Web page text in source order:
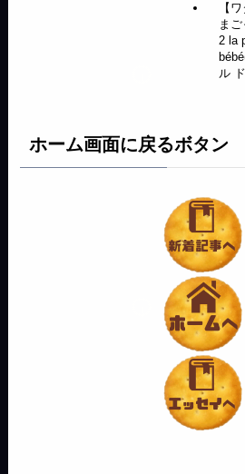
【
ま
2 la
ル
ホーム画面に戻るボタン